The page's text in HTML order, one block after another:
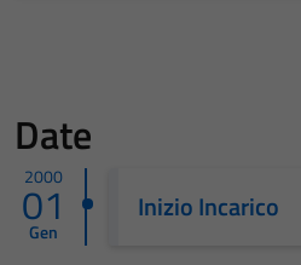
Date
2000
01
Gen
Inizio Incarico